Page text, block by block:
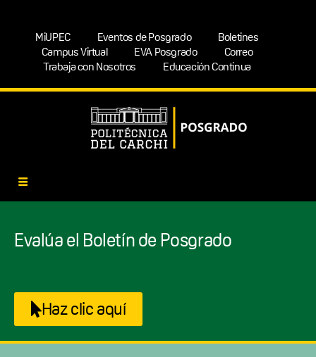
MiUPEC Eventos de Posgrado
Boletines
Campus Virtual
EVA Posgrado
Correo
Trabaja con Nosotros
Educación Continua
Evalúa el Boletín de Posgrado
Haz clic aquí